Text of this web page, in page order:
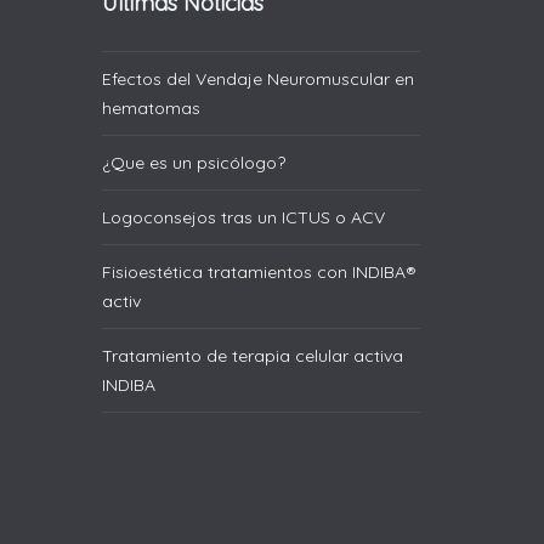
Efectos del Vendaje Neuromuscular en
hematomas
¿Que es un psicólogo?
Logoconsejos tras un ICTUS o ACV
Fisioestética tratamientos con INDIBA®
activ
Tratamiento de terapia celular activa
INDIBA